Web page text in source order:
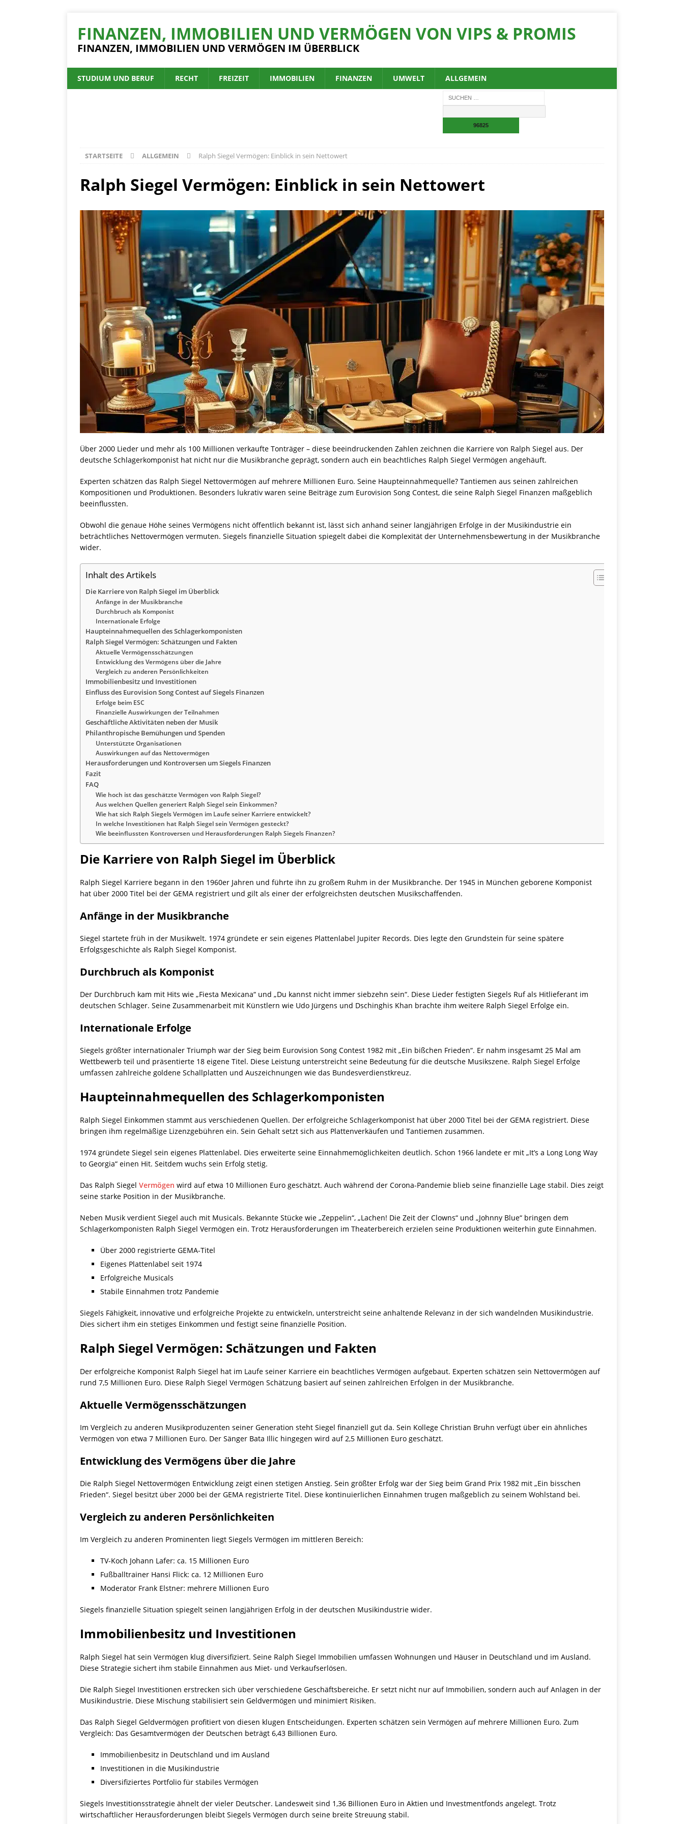
FINANZEN, IMMOBILIEN UND VERMÖGEN VON VIPS & PROMIS
FINANZEN, IMMOBILIEN UND VERMÖGEN IM ÜBERBLICK
STUDIUM UND BERUF RECHT FREIZEIT IMMOBILIEN FINANZEN UMWELT ALLGEMEIN
STARTSEITE ALLGEMEIN Ralph Siegel Vermögen: Einblick in sein Nettowert
Ralph Siegel Vermögen: Einblick in sein Nettowert
Über 2000 Lieder und mehr als 100 Millionen verkaufte Tonträger – diese beeindruckenden Zahlen zeichnen die Karriere von Ralph Siegel aus. Der
deutsche Schlagerkomponist hat nicht nur die Musikbranche geprägt, sondern auch ein beachtliches Ralph Siegel Vermögen angehäuft.
Experten schätzen das Ralph Siegel Nettovermögen auf mehrere Millionen Euro. Seine Haupteinnahmequelle? Tantiemen aus seinen zahlreichen
Kompositionen und Produktionen. Besonders lukrativ waren seine Beiträge zum Eurovision Song Contest, die seine Ralph Siegel Finanzen maßgeblich
beeinflussten.
Obwohl die genaue Höhe seines Vermögens nicht öffentlich bekannt ist, lässt sich anhand seiner langjährigen Erfolge in der Musikindustrie ein
beträchtliches Nettovermögen vermuten. Siegels finanzielle Situation spiegelt dabei die Komplexität der Unternehmensbewertung in der Musikbranche
wider.
Inhalt des Artikels
Die Karriere von Ralph Siegel im Überblick
Anfänge in der Musikbranche
Durchbruch als Komponist
Internationale Erfolge
Haupteinnahmequellen des Schlagerkomponisten
Ralph Siegel Vermögen: Schätzungen und Fakten
Aktuelle Vermögensschätzungen
Entwicklung des Vermögens über die Jahre
Vergleich zu anderen Persönlichkeiten
Immobilienbesitz und Investitionen
Einfluss des Eurovision Song Contest auf Siegels Finanzen
Erfolge beim ESC
Finanzielle Auswirkungen der Teilnahmen
Geschäftliche Aktivitäten neben der Musik
Philanthropische Bemühungen und Spenden
Unterstützte Organisationen
Auswirkungen auf das Nettovermögen
Herausforderungen und Kontroversen um Siegels Finanzen
Fazit
FAQ
Wie hoch ist das geschätzte Vermögen von Ralph Siegel?
Aus welchen Quellen generiert Ralph Siegel sein Einkommen?
Wie hat sich Ralph Siegels Vermögen im Laufe seiner Karriere entwickelt?
In welche Investitionen hat Ralph Siegel sein Vermögen gesteckt?
Wie beeinflussten Kontroversen und Herausforderungen Ralph Siegels Finanzen?
Die Karriere von Ralph Siegel im Überblick
Ralph Siegel Karriere begann in den 1960er Jahren und führte ihn zu großem Ruhm in der Musikbranche. Der 1945 in München geborene Komponist
hat über 2000 Titel bei der GEMA registriert und gilt als einer der erfolgreichsten deutschen Musikschaffenden.
Anfänge in der Musikbranche
Siegel startete früh in der Musikwelt. 1974 gründete er sein eigenes Plattenlabel Jupiter Records. Dies legte den Grundstein für seine spätere
Erfolgsgeschichte als Ralph Siegel Komponist.
Durchbruch als Komponist
Der Durchbruch kam mit Hits wie „Fiesta Mexicana“ und „Du kannst nicht immer siebzehn sein“. Diese Lieder festigten Siegels Ruf als Hitlieferant im
deutschen Schlager. Seine Zusammenarbeit mit Künstlern wie Udo Jürgens und Dschinghis Khan brachte ihm weitere Ralph Siegel Erfolge ein.
Internationale Erfolge
Siegels größter internationaler Triumph war der Sieg beim Eurovision Song Contest 1982 mit „Ein bißchen Frieden“. Er nahm insgesamt 25 Mal am
Wettbewerb teil und präsentierte 18 eigene Titel. Diese Leistung unterstreicht seine Bedeutung für die deutsche Musikszene. Ralph Siegel Erfolge
umfassen zahlreiche goldene Schallplatten und Auszeichnungen wie das Bundesverdienstkreuz.
Haupteinnahmequellen des Schlagerkomponisten
Ralph Siegel Einkommen stammt aus verschiedenen Quellen. Der erfolgreiche Schlagerkomponist hat über 2000 Titel bei der GEMA registriert. Diese
bringen ihm regelmäßige Lizenzgebühren ein. Sein Gehalt setzt sich aus Plattenverkäufen und Tantiemen zusammen.
1974 gründete Siegel sein eigenes Plattenlabel. Dies erweiterte seine Einnahmemöglichkeiten deutlich. Schon 1966 landete er mit „It’s a Long Long Way
to Georgia“ einen Hit. Seitdem wuchs sein Erfolg stetig.
Das Ralph Siegel Vermögen wird auf etwa 10 Millionen Euro geschätzt. Auch während der Corona-Pandemie blieb seine finanzielle Lage stabil. Dies zeigt
seine starke Position in der Musikbranche.
Neben Musik verdient Siegel auch mit Musicals. Bekannte Stücke wie „Zeppelin“, „Lachen! Die Zeit der Clowns“ und „Johnny Blue“ bringen dem
Schlagerkomponisten Ralph Siegel Vermögen ein. Trotz Herausforderungen im Theaterbereich erzielen seine Produktionen weiterhin gute Einnahmen.
Über 2000 registrierte GEMA-Titel
Eigenes Plattenlabel seit 1974
Erfolgreiche Musicals
Stabile Einnahmen trotz Pandemie
Siegels Fähigkeit, innovative und erfolgreiche Projekte zu entwickeln, unterstreicht seine anhaltende Relevanz in der sich wandelnden Musikindustrie.
Dies sichert ihm ein stetiges Einkommen und festigt seine finanzielle Position.
Ralph Siegel Vermögen: Schätzungen und Fakten
Der erfolgreiche Komponist Ralph Siegel hat im Laufe seiner Karriere ein beachtliches Vermögen aufgebaut. Experten schätzen sein Nettovermögen auf
rund 7,5 Millionen Euro. Diese Ralph Siegel Vermögen Schätzung basiert auf seinen zahlreichen Erfolgen in der Musikbranche.
Aktuelle Vermögensschätzungen
Im Vergleich zu anderen Musikproduzenten seiner Generation steht Siegel finanziell gut da. Sein Kollege Christian Bruhn verfügt über ein ähnliches
Vermögen von etwa 7 Millionen Euro. Der Sänger Bata Illic hingegen wird auf 2,5 Millionen Euro geschätzt.
Entwicklung des Vermögens über die Jahre
Die Ralph Siegel Nettovermögen Entwicklung zeigt einen stetigen Anstieg. Sein größter Erfolg war der Sieg beim Grand Prix 1982 mit „Ein bisschen
Frieden“. Siegel besitzt über 2000 bei der GEMA registrierte Titel. Diese kontinuierlichen Einnahmen trugen maßgeblich zu seinem Wohlstand bei.
Vergleich zu anderen Persönlichkeiten
Im Vergleich zu anderen Prominenten liegt Siegels Vermögen im mittleren Bereich:
TV-Koch Johann Lafer: ca. 15 Millionen Euro
Fußballtrainer Hansi Flick: ca. 12 Millionen Euro
Moderator Frank Elstner: mehrere Millionen Euro
Siegels finanzielle Situation spiegelt seinen langjährigen Erfolg in der deutschen Musikindustrie wider.
Immobilienbesitz und Investitionen
Ralph Siegel hat sein Vermögen klug diversifiziert. Seine Ralph Siegel Immobilien umfassen Wohnungen und Häuser in Deutschland und im Ausland.
Diese Strategie sichert ihm stabile Einnahmen aus Miet- und Verkaufserlösen.
Die Ralph Siegel Investitionen erstrecken sich über verschiedene Geschäftsbereiche. Er setzt nicht nur auf Immobilien, sondern auch auf Anlagen in der
Musikindustrie. Diese Mischung stabilisiert sein Geldvermögen und minimiert Risiken.
Das Ralph Siegel Geldvermögen profitiert von diesen klugen Entscheidungen. Experten schätzen sein Vermögen auf mehrere Millionen Euro. Zum
Vergleich: Das Gesamtvermögen der Deutschen beträgt 6,43 Billionen Euro.
Immobilienbesitz in Deutschland und im Ausland
Investitionen in die Musikindustrie
Diversifiziertes Portfolio für stabiles Vermögen
Siegels Investitionsstrategie ähnelt der vieler Deutscher. Landesweit sind 1,36 Billionen Euro in Aktien und Investmentfonds angelegt. Trotz
wirtschaftlicher Herausforderungen bleibt Siegels Vermögen durch seine breite Streuung stabil.